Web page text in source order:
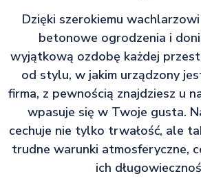
Dzięki szerokiemu
betonowe ogrodzenia i
wyjątkową ozdobę każdej
od stylu, w jakim urządzony
firma, z pewnością znajdziesz u
wpasuje się w Twoje gusta.
cechuje nie tylko trwałość, ale
trudne warunki atmosferyczne,
ich